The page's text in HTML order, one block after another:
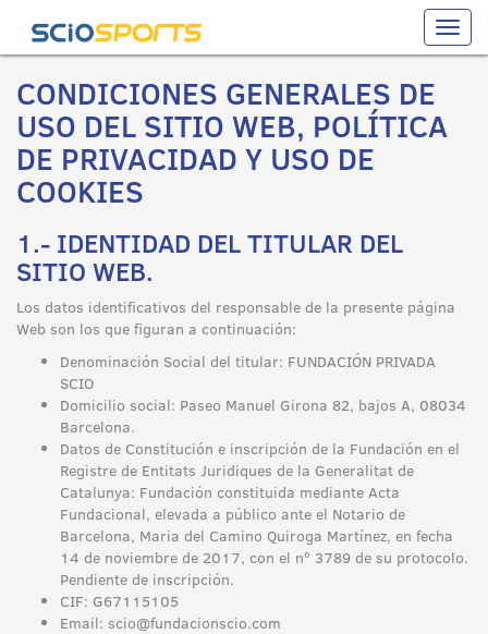
Toggle
CONDICIONES GENERALES DE
USO DEL SITIO WEB, POLÍTICA
DE PRIVACIDAD Y USO DE
COOKIES
1.- IDENTIDAD DEL TITULAR DEL
SITIO WEB.
Los datos identificativos del responsable de la presente página
Web son los que figuran a continuación:
Denominación Social del titular: FUNDACIÓN PRIVADA
SCIO
Domicilio social: Paseo Manuel Girona 82, bajos A, 08034
Barcelona.
Datos de Constitución e inscripción de la Fundación en el
Registre de Entitats Juridiques de la Generalitat de
Catalunya: Fundación constituida mediante Acta
Fundacional, elevada a público ante el Notario de
Barcelona, Maria del Camino Quiroga Martínez, en fecha
14 de noviembre de 2017, con el nº 3789 de su protocolo.
Pendiente de inscripción.
CIF: G67115105
Email: scio@fundacionscio.com